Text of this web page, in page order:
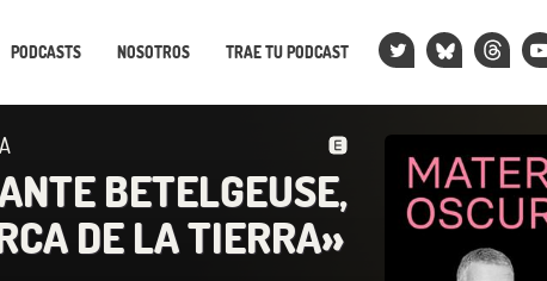
PODCASTS NOSOTROS TRAE TU PODCAST
BETELGEUSE,
DE LA TIERRA»